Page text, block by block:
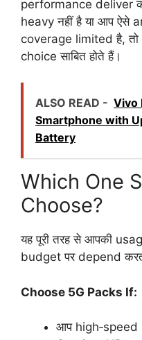
performance deliver
heavy नहीं है या आप ऐसे
coverage limited है, तो
choice साबित होते हैं।
ALSO READ - Vivo
Smartphone with
Battery
Which One
Choose?
यह पूरी तरह से आपकी
budget पर depend
Choose 5G Packs If:
आप